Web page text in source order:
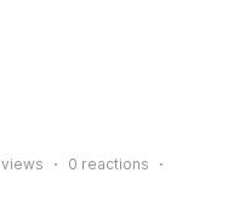
views 0 reactions